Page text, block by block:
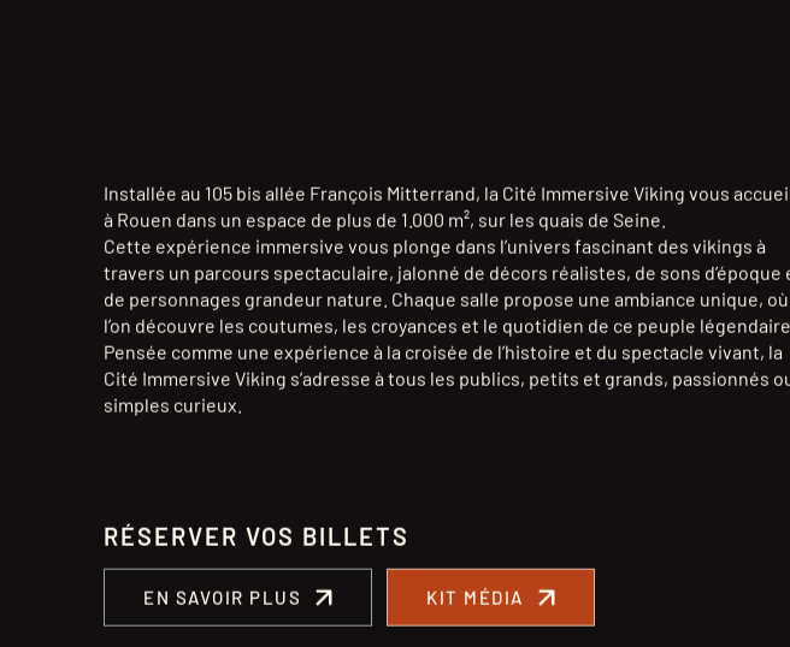
Installée au 105 bis allée François Mitterrand, la Cité Immersive Viking vous
à Rouen dans un espace de plus de 1.000 m², sur les quais de Seine.
Cette expérience immersive vous plonge dans l’univers fascinant des vikings à
travers un parcours spectaculaire, jalonné de décors réalistes, de sons d’époque
de personnages grandeur nature. Chaque salle propose une ambiance unique, où
l’on découvre les coutumes, les croyances et le quotidien de ce peuple
Pensée comme une expérience à la croisée de l’histoire et du spectacle vivant, la
Cité Immersive Viking s’adresse à tous les publics, petits et grands, passionnés
simples curieux.
RÉSERVER VOS BILLETS
EN SAVOIR PLUS KIT MÉDIA